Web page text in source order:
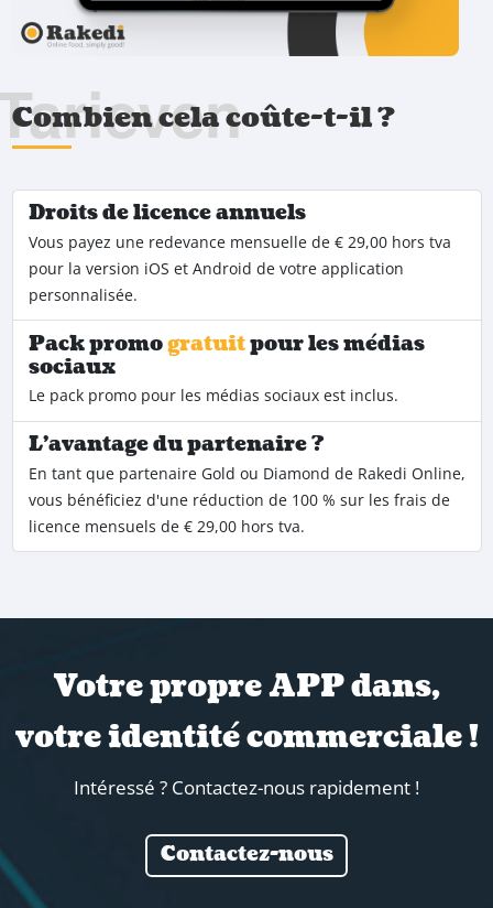
Combien cela coûte-t-il ?
Droits de licence annuels
Vous payez une redevance mensuelle de € 29,00 hors tva
pour la version iOS et Android de votre application
personnalisée.
Pack promogratuitpour les médias
sociaux
Le pack promo pour les médias sociaux est inclus.
L'avantage du partenaire ?
En tant que partenaire Gold ou Diamond de Rakedi Online,
vous bénéficiez d'une réduction de 100 % sur les frais de
licence mensuels de € 29,00 hors tva.
Votre propre APP dans,
votre identité commerciale !
Intéressé ? Contactez-nous rapidement !
Contactez-nous